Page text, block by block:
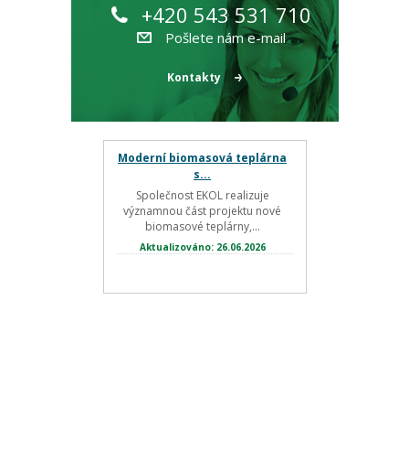
+420 543 531 710
Pošlete nám e-mail
Kontakty
Moderní biomasová teplárna
s...
Společnost EKOL realizuje
významnou část projektu nové
biomasové teplárny,...
Aktualizováno: 26.06.2026